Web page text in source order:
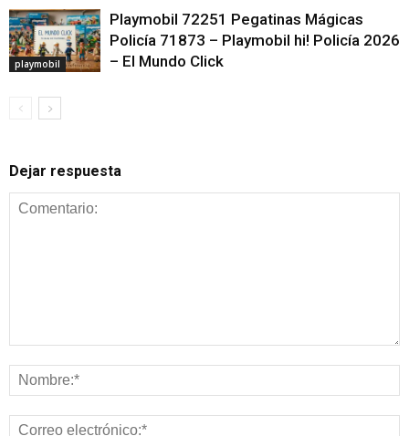
playmobil
Playmobil 72251 Pegatinas Mágicas
Policía 71873 – Playmobil hi! Policía 2026
– El Mundo Click
Dejar respuesta